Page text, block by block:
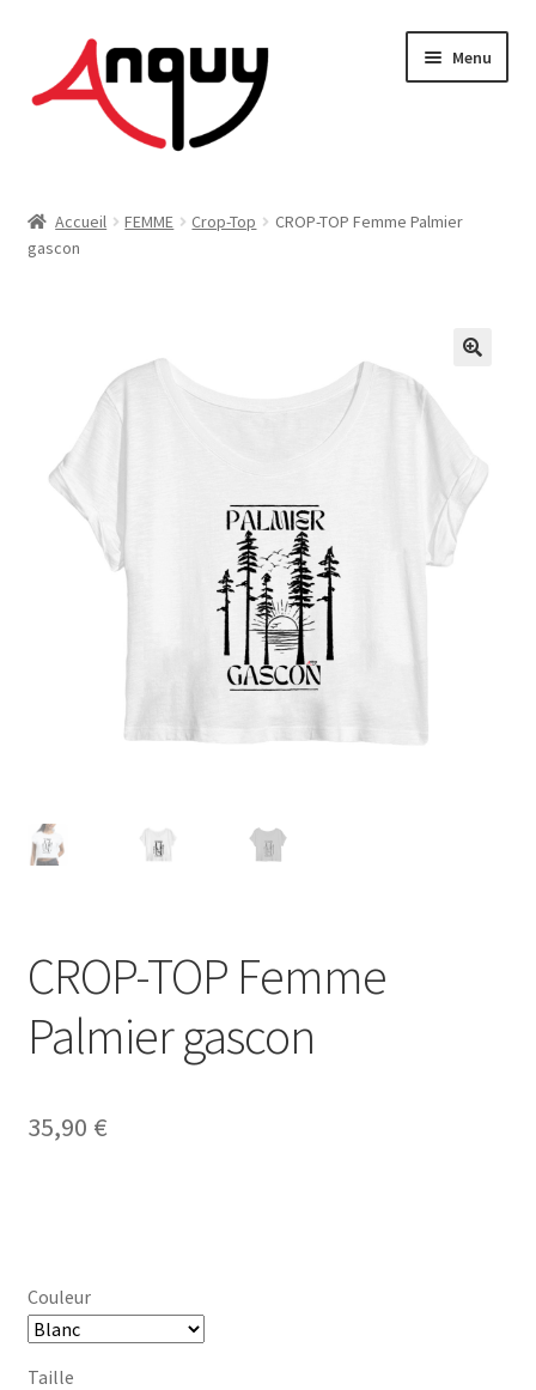
la
contenu
Menu
HOMME
ACCESSOIRES
On vous dit tout !
Accueil FEMME Crop-Top
CROP-TOP Femme Palmier
gascon
CROP-TOP Femme
Palmier gascon
35,90 €
Couleur
Taille